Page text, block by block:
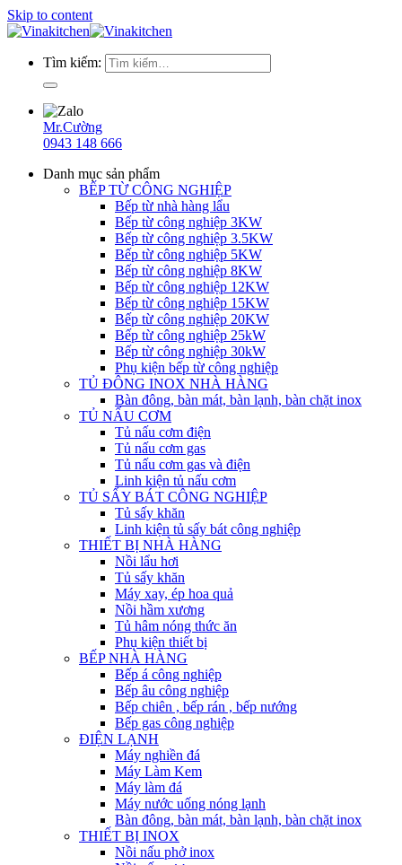
Skip to content
Tìm kiếm:
Mr.Cường
0943 148 666
Danh mục sản phẩm
BẾP TỪ CÔNG NGHIỆP
Bếp từ nhà hàng lẩu
Bếp từ công nghiệp 3KW
Bếp từ công nghiệp 3.5KW
Bếp từ công nghiệp 5KW
Bếp từ công nghiệp 8KW
Bếp từ công nghiệp 12KW
Bếp từ công nghiệp 15KW
Bếp từ công nghiệp 20KW
Bếp từ công nghiệp 25kW
Bếp từ công nghiệp 30kW
Phụ kiện bếp từ công nghiệp
TỦ ĐÔNG INOX NHÀ HÀNG
Bàn đông, bàn mát, bàn lạnh, bàn chặt inox
TỦ NẤU CƠM
Tủ nấu cơm điện
Tủ nấu cơm gas
Tủ nấu cơm gas và điện
Linh kiện tủ nấu cơm
TỦ SẤY BÁT CÔNG NGHIỆP
Tủ sấy khăn
Linh kiện tủ sấy bát công nghiệp
THIẾT BỊ NHÀ HÀNG
Nồi lẩu hơi
Tủ sấy khăn
Máy xay, ép hoa quả
Nồi hầm xương
Tủ hâm nóng thức ăn
Phụ kiện thiết bị
BẾP NHÀ HÀNG
Bếp á công nghiệp
Bếp âu công nghiệp
Bếp chiên , bếp rán , bếp nướng
Bếp gas công nghiệp
ĐIỆN LẠNH
Máy nghiền đá
Máy Làm Kem
Máy làm đá
Máy nước uống nóng lạnh
Bàn đông, bàn mát, bàn lạnh, bàn chặt inox
THIẾT BỊ INOX
Nồi nấu phở inox